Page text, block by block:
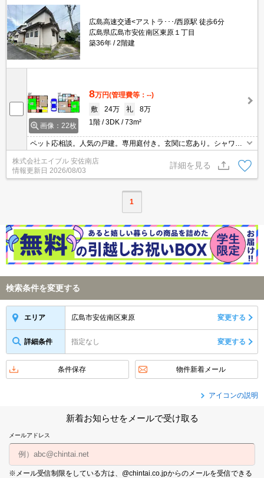
広島高速交通<アストラ･･･/西原駅 徒歩6分
広島県広島市安佐南区東原１丁目
築36年
2階建
画像：22枚
8万円(管理費等：--)
敷
24万 礼
8万
1階
3DK 73m²
ペット応相談。人気の戸建。専用庭付き。玄関に窓あり。シャワー
付独立洗面台。小型犬のみ相談可。フレスタへ150m。ローソンへ2
50m。ドラッグストアへ350m。小学校へ800m。中学校へ600m。
株式会社エイブル 安佐南店
情報更新日 2026/08/03
詳細を見る
1
検索条件を変更する
エリア 広島市安佐南区東原 変更する
詳細条件 指定なし 変更する
条件保存 物件新着メール
アイコンの説明
新着お知らせをメールで受け取る
メールアドレス
※メール受信制限をしている方は、@chintai.co.jpからのメールを受信できる